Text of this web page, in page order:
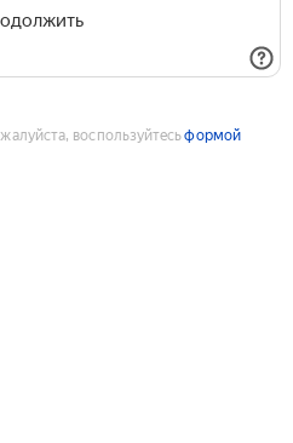
воспользуйтесьформой